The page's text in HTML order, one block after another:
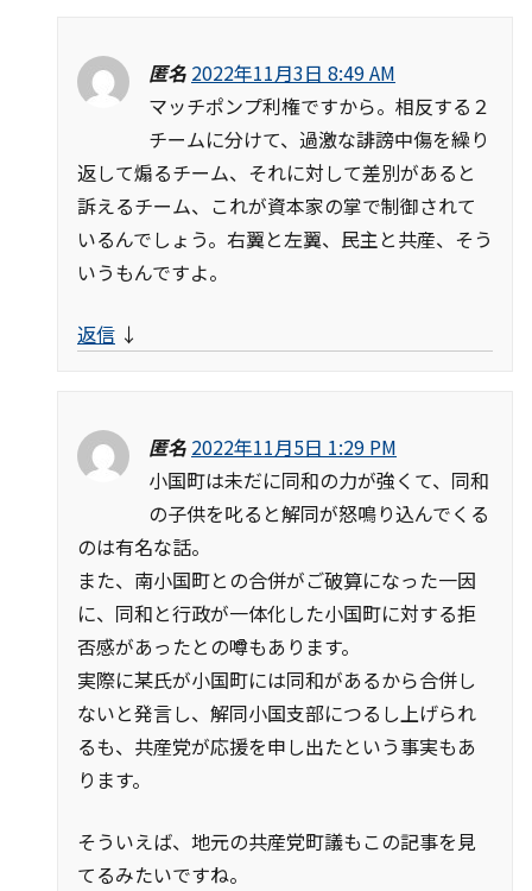
匿名 2022年11月3日 8:49 AM
マッチポンプ利権ですから。相反する２
チームに分けて、過激な誹謗中傷を繰り
返して煽るチーム、それに対して差別があると
訴えるチーム、これが資本家の掌で制御されて
いるんでしょう。右翼と左翼、民主と共産、そう
いうもんですよ。
返信 ↓
匿名 2022年11月5日 1:29 PM
小国町は未だに同和の力が強くて、同和
の子供を叱ると解同が怒鳴り込んでくる
のは有名な話。
また、南小国町との合併がご破算になった一因
に、同和と行政が一体化した小国町に対する拒
否感があったとの噂もあります。
実際に某氏が小国町には同和があるから合併し
ないと発言し、解同小国支部につるし上げられ
るも、共産党が応援を申し出たという事実もあ
ります。
そういえば、地元の共産党町議もこの記事を見
てるみたいですね。